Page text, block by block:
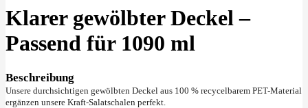
Klarer gewölbter Deckel –
Passend für 1090 ml
Beschreibung
Unsere durchsichtigen gewölbten Deckel aus 100 % recycelbarem PET-Material
ergänzen unsere Kraft-Salatschalen perfekt.